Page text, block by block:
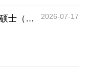
中国科学技术大学2027年公共管理硕士（MPA）专业学位研究生招生通知 2026-07-17